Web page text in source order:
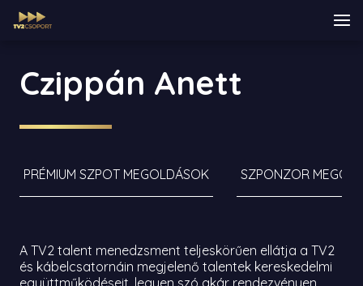
Czippán Anett
PRÉMIUM SZPOT MEGOLDÁSOK SZPONZOR
A TV2 talent menedzsment teljeskörűen ellátja a TV2
és kábelcsatornáin megjelenő talentek kereskedelmi
együttműködéseit, legyen szó akár rendezvényen